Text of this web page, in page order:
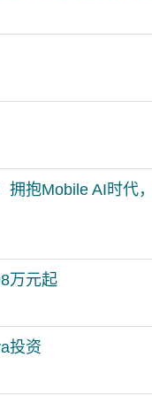
拥抱Mobile AI时代
万元起
投资